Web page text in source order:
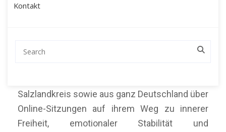
Kontakt
Gesprächstherapien hinausgeht?
Salzlandkreis sowie aus ganz Deutschland über
Online-Sitzungen auf ihrem Weg zu innerer
Freiheit, emotionaler Stabilität und